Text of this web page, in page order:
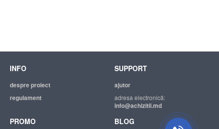
INFO
despre proiect
regulament
SUPPORT
ajutor
adresa electronică:
info@achizitii.md
PROMO BLOG